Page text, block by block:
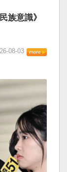
族意識》
08-03